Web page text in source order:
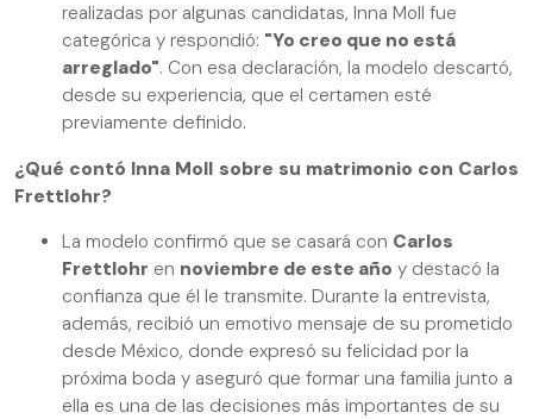
realizadas por algunas candidatas, Inna Moll fue
categórica y respondió: "Yo creo que no está
arreglado". Con esa declaración, la modelo descartó,
desde su experiencia, que el certamen esté
previamente definido.
¿Qué contó Inna Moll sobre su matrimonio con Carlos
Frettlohr?
La modelo confirmó que se casará con Carlos
Frettlohr en noviembre de este año y destacó la
confianza que él le transmite. Durante la entrevista,
además, recibió un emotivo mensaje de su prometido
desde México, donde expresó su felicidad por la
próxima boda y aseguró que formar una familia junto a
ella es una de las decisiones más importantes de su